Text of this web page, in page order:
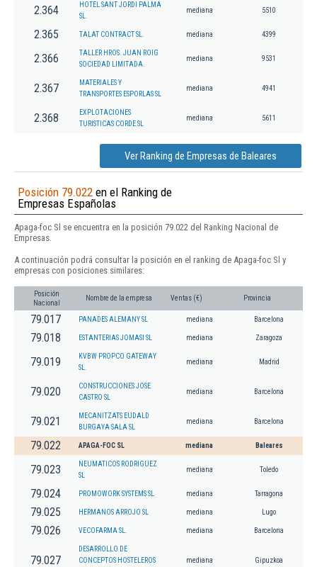
2.364
HOTEL SANT JORDI PALMA
SL.
mediana 5510
2.365 TALAT CONTRACT SL. mediana 4399
2.366
TALLER HROS. JUAN ROIG
SOCIEDAD LIMITADA.
mediana 9531
2.367
MATERIALES Y
TRANSPORTES ESPORLAS SL
mediana 4941
2.368
EXPLOTACIONES
TURISTICAS CORDE SL
mediana 5611
Ver Ranking de Empresas de Baleares
Posición 79.022 en el Ranking de
Empresas Españolas
Apaga-foc Sl se encuentra en la posición 79.022 del Ranking Nacional de
Empresas.
A continuación podrá consultar la posición en el ranking de Apaga-foc Sl y
empresas con posiciones similares:
Posición
Nacional
Nombre de la empresa Ventas (€) Provincia
79.017 PANADES ALEMANY SL mediana Barcelona
79.018 ESTANTERIAS JOMASI SL mediana Zaragoza
79.019
KVBW PROPCO GATEWAY
SL.
mediana Madrid
79.020
CONSTRUCCIONES JOSE
CASTRO SL
mediana Barcelona
79.021
MECANITZATS EUDALD
BURGAYA SALA SL
mediana Barcelona
79.022 APAGA-FOC SL mediana Baleares
79.023
NEUMATICOS RODRIGUEZ
SL
mediana Toledo
79.024 PROMOWORK SYSTEMS SL mediana Tarragona
79.025 HERMANOS ARROJO SL mediana Lugo
79.026 VECOFARMA SL. mediana Barcelona
79.027
DESARROLLO DE
CONCEPTOS HOSTELEROS
mediana Gipuzkoa